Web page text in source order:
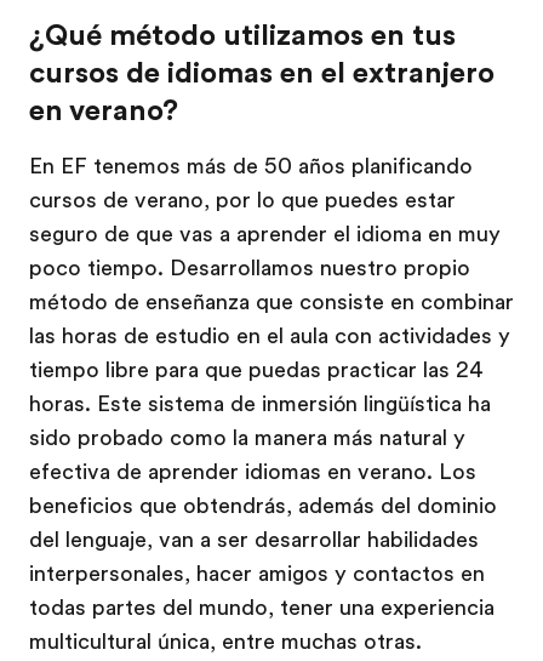
¿Qué método utilizamos en tus
cursos de idiomas en el extranjero
en verano?
En EF tenemos más de 50 años planificando
cursos de verano, por lo que puedes estar
seguro de que vas a aprender el idioma en muy
poco tiempo. Desarrollamos nuestro propio
método de enseñanza que consiste en combinar
las horas de estudio en el aula con actividades y
tiempo libre para que puedas practicar las 24
horas. Este sistema de inmersión lingüística ha
sido probado como la manera más natural y
efectiva de aprender idiomas en verano. Los
beneficios que obtendrás, además del dominio
del lenguaje, van a ser desarrollar habilidades
interpersonales, hacer amigos y contactos en
todas partes del mundo, tener una experiencia
multicultural única, entre muchas otras.